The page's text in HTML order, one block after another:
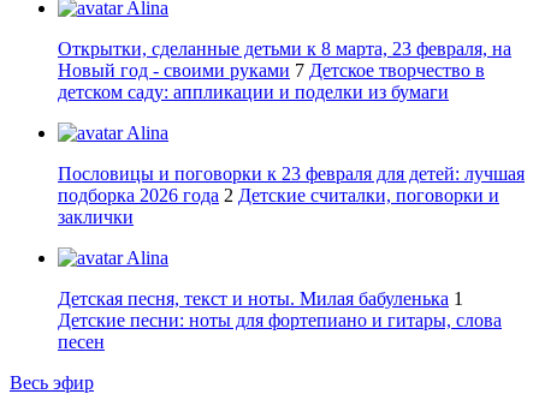
Alina
Открытки, сделанные детьми к 8 марта, 23 февраля, на
Новый год - своими руками 7 Детское творчество в
детском саду: аппликации и поделки из бумаги
Alina
Пословицы и поговорки к 23 февраля для детей: лучшая
подборка 2026 года 2 Детские считалки, поговорки и
заклички
Alina
Детская песня, текст и ноты. Милая бабуленька 1
Детские песни: ноты для фортепиано и гитары, слова
песен
Весь эфир